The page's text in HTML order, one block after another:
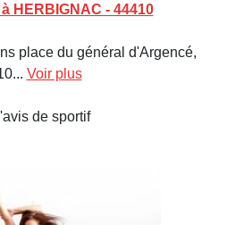
HERBIGNAC - 44410
place du général d'Argencé,
Voir plus
de sportif